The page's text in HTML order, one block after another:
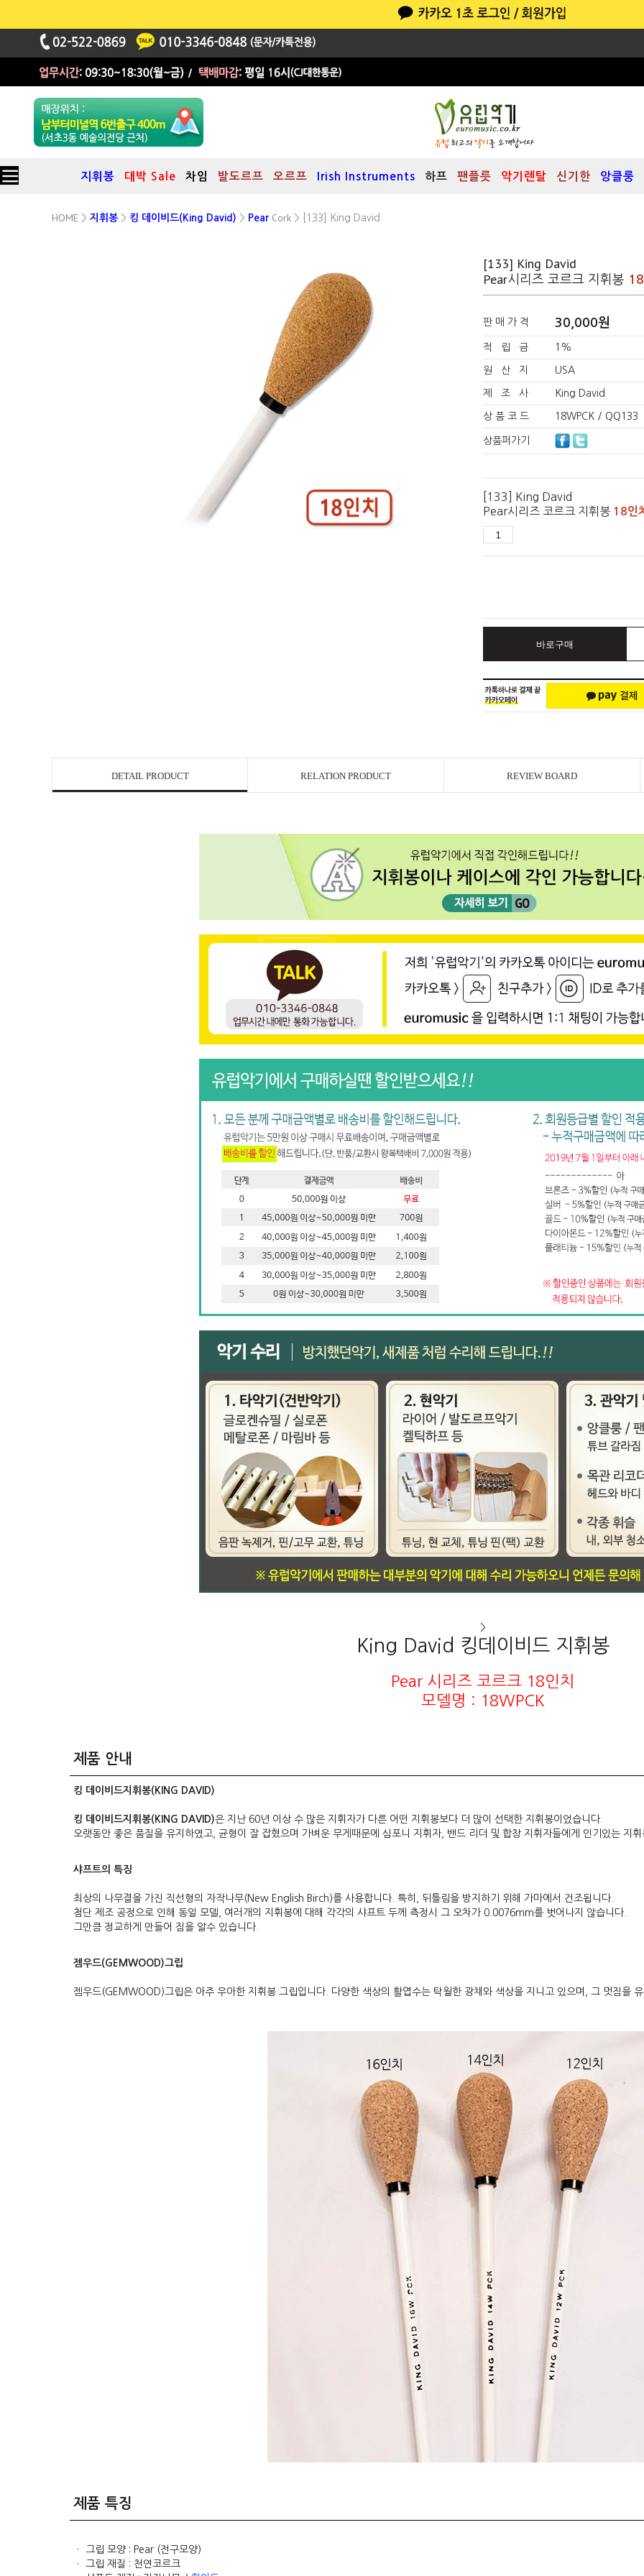
지휘봉 대박 Sale 차임 발도르프 오르프 Irish Instruments 하프 팬플릇 악기렌탈 신기한 앙클룽
HOME > 지휘봉 > 킹 데이비드(King David) > Pear Cork > [133] King David
[133] King David
Pear시리즈 코르크 지휘봉
판 매 가 격 30,000원
적 립 금 1%
원 산 지 USA
제 조 사 King David
상 품 코 드 18WPCK / QQ133
상품퍼가기
[133] King David
Pear시리즈 코르크 지휘봉 18인
바로구매
DETAIL PRODUCT RELATION PRODUCT REVIEW BOARD
>
King David 킹데이비드 지휘봉
Pear 시리즈 코르크 18인치
모델명 : 18WPCK
제품 안내
킹 데이비드지휘봉(KING DAVID)
킹 데이비드지휘봉(KING DAVID)은 지난 60년 이상 수 많은 지휘자가 다른 어떤 지휘봉보다 더 많이 선택한 지휘봉이었습니다.
오랫동안 좋은 품질을 유지하였고, 균형이 잘 잡혔으며 가벼운 무게때문에 심포니 지휘자, 밴드 리더 및 합창 지휘자들에게 인기있는 지휘
샤프트의 특징
최상의 나무결을 가진 직선형의 자작나무(New English Birch)를 사용합니다. 특히, 뒤틀림을 방지하기 위해 가마에서 건조됩니다.
첨단 제조 공정으로 인해 동일 모델, 여러개의 지휘봉에 대해 각각의 샤프트 두께 측정시 그 오차가 0.0076mm를 벗어나지 않습니다.
그만큼 정교하게 만들어 짐을 알수 있습니다.
젬우드(GEMWOOD)그립
젬우드(GEMWOOD)그립은 아주 우아한 지휘봉 그립입니다. 다양한 색상의 활엽수는 탁월한 광채와 색상을 지니고 있으며, 그 멋짐을
제품 특징
ㆍ 그립 모양 : Pear (전구모양)
ㆍ 그립 재질 : 천연코르크